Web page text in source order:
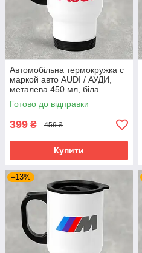
Автомобільна термокружка с
маркой авто AUDI / АУДИ,
металева 450 мл, біла
Готово до відправки
399 ₴ 459 ₴
Купити
–13%